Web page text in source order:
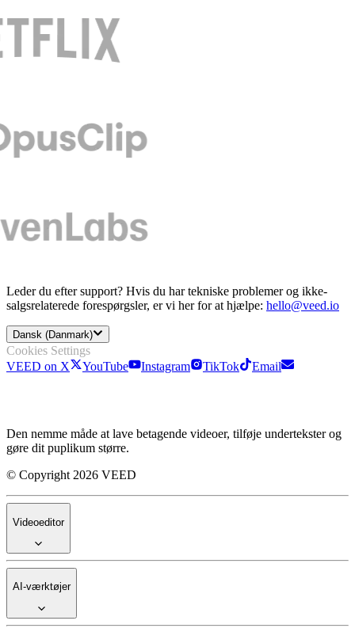
Leder du efter support? Hvis du har tekniske problemer og ikke-
salgsrelaterede forespørgsler, er vi her for at hjælpe: hello@veed.io
Dansk (Danmark)
Cookies Settings
VEED on X
YouTube Instagram TikTok Email
Den nemme måde at lave betagende videoer, tilføje undertekster og
gøre dit puplikum større.
© Copyright 2026 VEED
Videoeditor
AI-værktøjer